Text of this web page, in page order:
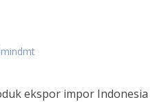
ekspor impor Indonesia